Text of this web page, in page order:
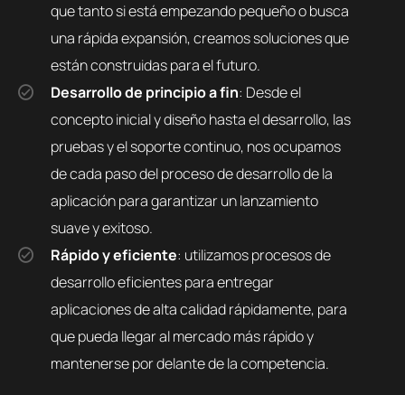
que tanto si está empezando pequeño o busca
una rápida expansión, creamos soluciones que
están construidas para el futuro.
Desarrollo de principio a fin: Desde el
concepto inicial y diseño hasta el desarrollo, las
pruebas y el soporte continuo, nos ocupamos
de cada paso del proceso de desarrollo de la
aplicación para garantizar un lanzamiento
suave y exitoso.
Rápido y eficiente: utilizamos procesos de
desarrollo eficientes para entregar
aplicaciones de alta calidad rápidamente, para
que pueda llegar al mercado más rápido y
mantenerse por delante de la competencia.